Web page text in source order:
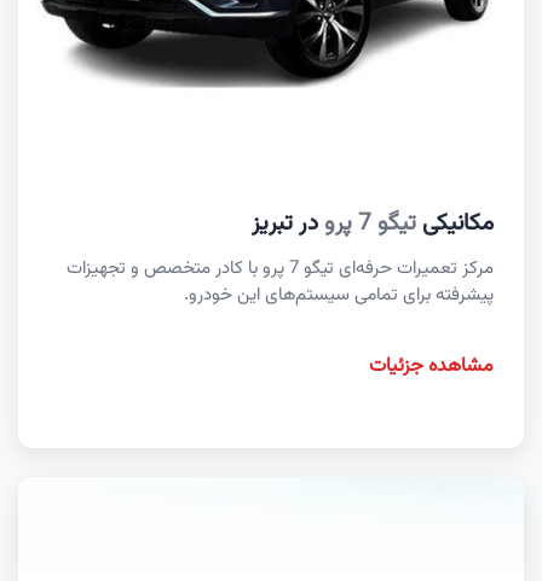
مکانیکی تیگو 7 پرو در تبریز
مرکز تعمیرات حرفه‌ای تیگو 7 پرو با کادر متخصص و تجهیزات
پیشرفته برای تمامی سیستم‌های این خودرو.
مشاهده جزئیات